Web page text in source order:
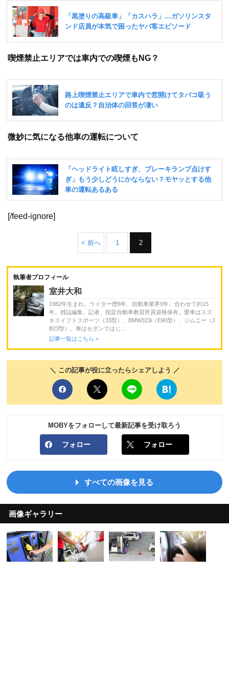
喫煙禁止エリアでは車内での喫煙もNG？
微妙に気になる他車の運転について
[/feed-ignore]
< 前へ 1 2
執筆者プロフィール
室井大和
1982年生まれ。ライター歴6年、自動車業界9年。合わせて約15
年。雑誌編集、記者、指定自動車教習所員資格保有。愛車はスズ
キスイフトスポーツ（33型）、BMW323i（E90型）、ジムニー（J
B23型）。車はセダンではじ...
記事一覧はこちら >
＼ この記事が役に立ったらシェアしよう ／
MOBYをフォローして最新記事を受け取ろう
フォロー フォロー
すべての画像を見る
画像ギャラリー